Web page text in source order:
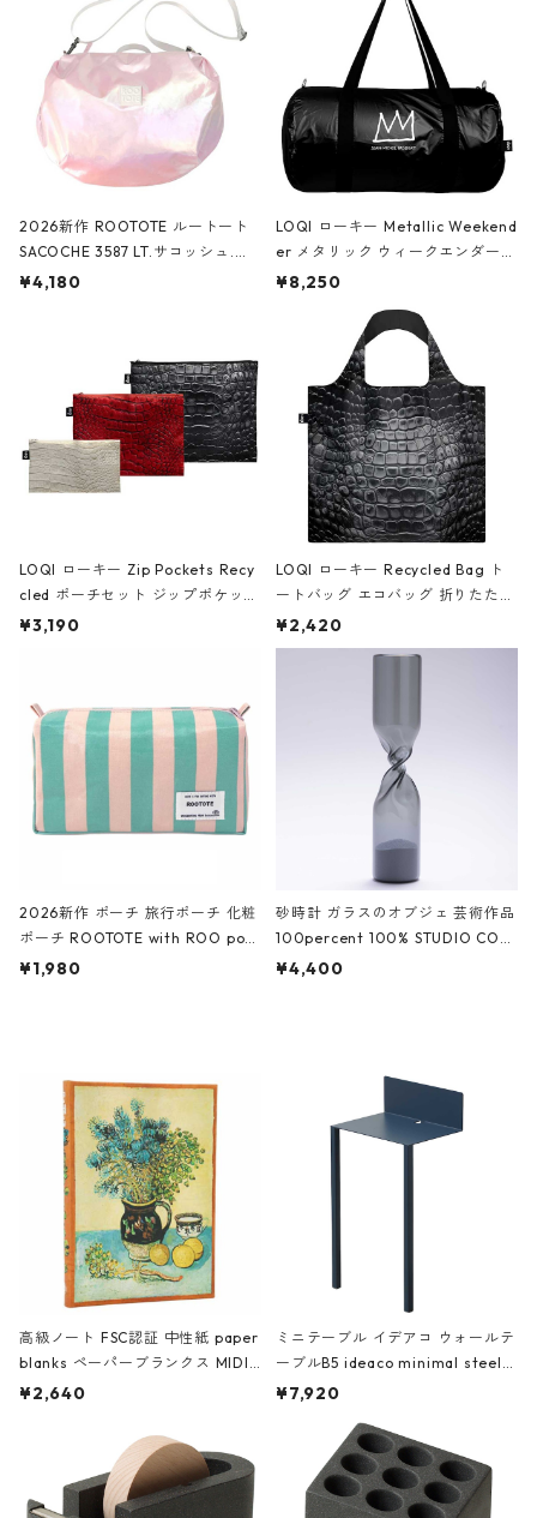
2026新作 ROOTOTE ルートート
SACOCHE 3587 LT.サコッシュ.ル
ミエ-B ショルダーバッグ グロスピ
¥4,180
LOQI ローキー Metallic Weekend
er メタリック ウィークエンダー
ボストンバッグ ショルダーバッグ
Black ジャン=ミッシェル・バスキ
ア/クラウン ブラック
¥8,250
LOQI ローキー Zip Pockets Recy
cled ポーチセット ジップポケット
ファスナーポーチ 撥水加工 トラベ
ーガンディー、オフホワイト
¥3,190
LOQI ローキー Recycled Bag ト
ートバッグ エコバッグ 折りたたみ
大きめ 撥水加工 収納ポーチ CRO
CODILE/Black クロコダイル/ブラ
¥2,420
2026新作 ポーチ 旅行ポーチ 化粧
ポーチ ROOTOTE with ROO pou
ch 3532 ルートート WR.ポーチ.ラ
¥1,980
砂時計 ガラスのオブジェ 芸術作品
100percent 100% STUDIO COH
AKU Timeless 100パーセント ス
¥4,400
高級ノート FSC認証 中性紙 paper
blanks ペーパーブランクス MIDI
ハードカバー 罫線 ヴァン・ゴッホ
¥2,640
ミニテーブル イデアコ ウォールテ
ーブルB5 ideaco minimal steel f
urniture WALL Table B5 ネイビー
¥7,920